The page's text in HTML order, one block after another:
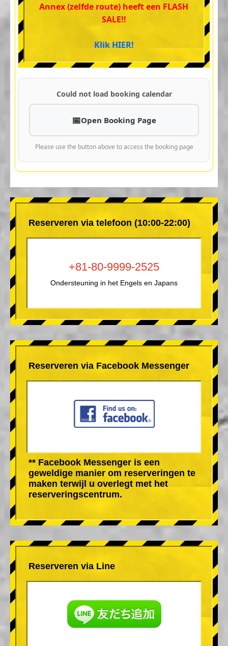
Annex (zelfde route) heeft een FLASH
SALE!!
Klik HIER!
Could not load booking calendar
Open Booking Page
Please use the button above to access the booking page
Reserveren via telefoon (10:00-22:00)
+81-80-9999-2525
Ondersteuning in het Engels en Japans
Reserveren via Facebook Messenger
** Facebook Messenger is een
geweldige manier om reserveringen te
maken terwijl u overlegt met het
reserveringscentrum.
Reserveren via Line